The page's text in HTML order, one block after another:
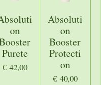
on
Purete
€ 42,00
Absoluti
on
Booster
Protecti
on
€ 40,00